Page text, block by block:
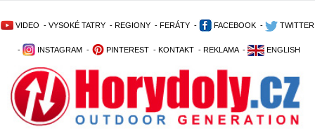
VIDEO - VYSOKÉ TATRY - REGIONY - FERÁTY - FACEBOOK - TWITTER
- INSTAGRAM - PINTEREST - KONTAKT - REKLAMA - ENGLISH